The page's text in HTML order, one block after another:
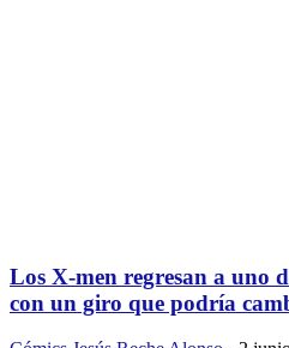
Los X-men regresan a uno
con un giro que podría